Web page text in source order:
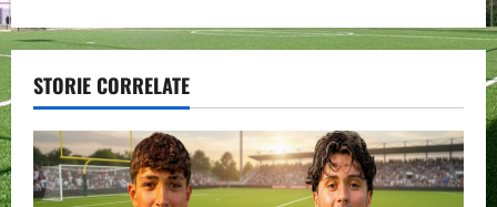
v
i
g
a
STORIE CORRELATE